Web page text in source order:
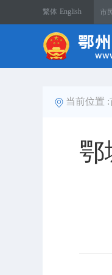
繁体 English 市
当前位置 :
鄂